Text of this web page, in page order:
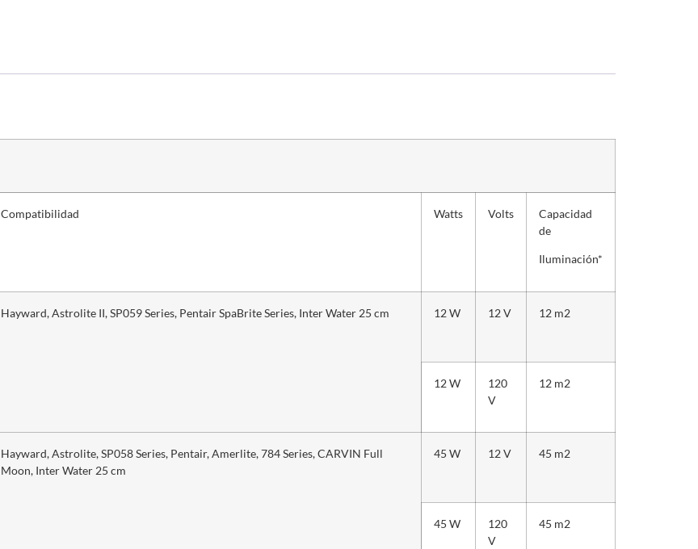
Compatibilidad Watts Volts
Capacidad
de
Iluminación*
Hayward, Astrolite II, SP059 Series, Pentair SpaBrite Series, Inter Water 25 cm 12 W 12 V 12 m2
12 W
120
V
12 m2
Hayward, Astrolite, SP058 Series, Pentair, Amerlite, 784 Series, CARVIN Full
Moon, Inter Water 25 cm
45 W 12 V 45 m2
45 W
120
V
45 m2